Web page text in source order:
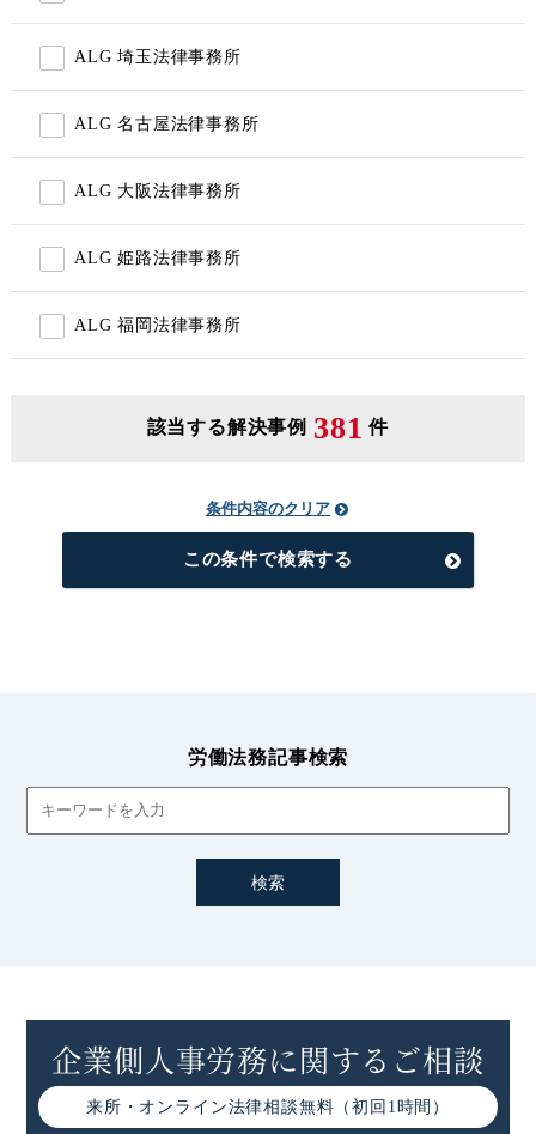
ALG 埼玉法律事務所
ALG 名古屋法律事務所
ALG 大阪法律事務所
ALG 姫路法律事務所
ALG 福岡法律事務所
該当する解決事例 381 件
条件内容のクリア
この条件で検索する
労働法務記事検索
企業側人事労務に関するご相談
来所・オンライン法律相談無料（初回1時間）